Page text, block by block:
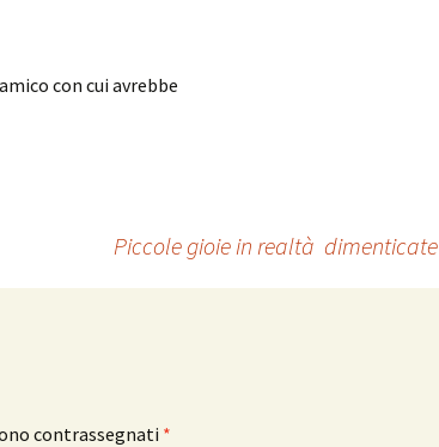
con cui avrebbe
Piccole gioie in realtà dimenticate
contrassegnati *